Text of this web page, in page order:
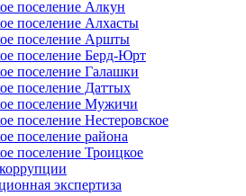
поселение Алкун
поселение Алхасты
поселение Аршты
поселение Берд-Юрт
поселение Галашки
поселение Даттых
поселение Мужичи
поселение Нестеровское
поселение района
поселение Троицкое
экспертиза